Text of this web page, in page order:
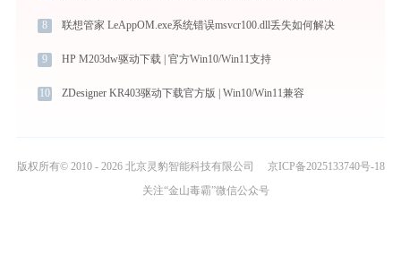
8 联想管家 LeAppOM.exe系统错误msvcr100.dll丢失如何解决
9 HP M203dw驱动下载 | 官方Win10/Win11支持
10 ZDesigner KR403驱动下载官方版 | Win10/Win11兼容
版权所有© 2010 - 2026 北京灵豹智能科技有限公司
京ICP备2025133740号-18
关注“金山毒霸”微信公众号